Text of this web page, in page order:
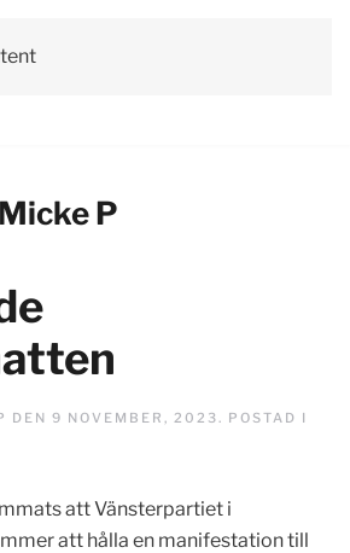
Micke P
DEN 9 NOVEMBER, 2023. POSTAD I
att Vänsterpartiet i
att hålla en manifestation till